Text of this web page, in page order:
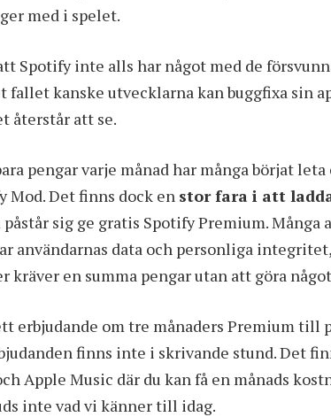
med i spelet.
Spotify inte alls har något med de
fallet kanske utvecklarna kan buggfixa sin
återstår att se.
pengar varje månad har många börjat
Det finns dock en stor fara i att
sig ge gratis Spotify Premium. Många
användarnas data och personliga
kräver en summa pengar utan att göra
erbjudande om tre månaders Premium till
finns inte i skrivande stund. Det
Apple Music där du kan få en månads
inte vad vi känner till idag.